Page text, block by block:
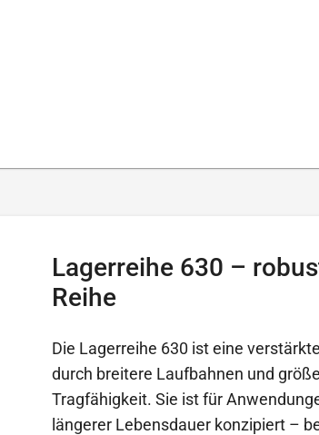
Lagerreihe 630 –
Reihe
Die Lagerreihe 630 ist eine
durch breitere Laufbahnen und
Tragfähigkeit. Sie ist für
längerer Lebensdauer konzipiert –